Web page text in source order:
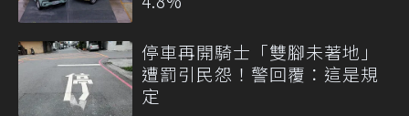
停車再開騎士「雙腳未著地」
遭罰引民怨！警回覆：這是規
定